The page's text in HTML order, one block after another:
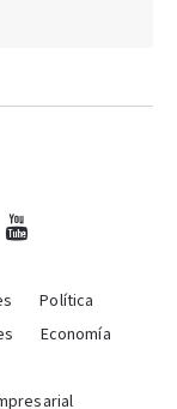
Política
Economía